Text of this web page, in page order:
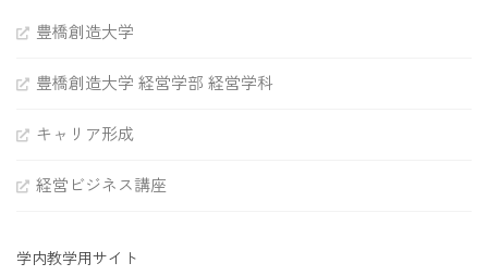
豊橋創造大学
豊橋創造大学 経営学部 経営学科
キャリア形成
経営ビジネス講座
学内教学用サイト